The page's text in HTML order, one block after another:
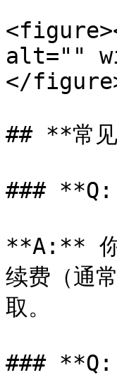
alt=""
</
## **常
### **Q:
**A:** 你
续费（通
取。
### **Q: